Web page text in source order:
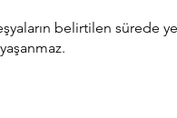
belirtilen sürede